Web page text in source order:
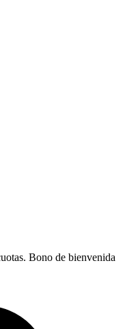
Bono de bienvenida